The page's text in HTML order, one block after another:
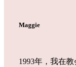
Maggie
1993年，我在